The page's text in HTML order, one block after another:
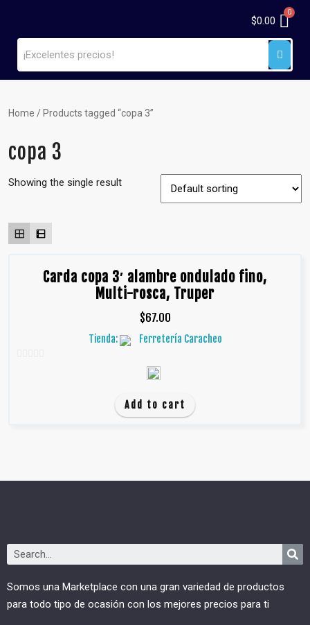
$0.00
Home / Products tagged “copa 3”
copa 3
Showing the single result
Carda copa 3′ alambre ondulado fino,
Multi-rosca, Truper
$67.00
Tienda: Ferretería Caracheo
Add to cart
Somos una Marketplace con una gran variedad de productos
para todo tipo de ocasión con los mejores precios para ti